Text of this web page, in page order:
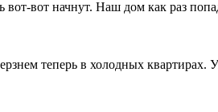
вот начнут. Наш дом как раз
теперь в холодных квартирах.